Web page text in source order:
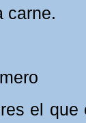
carne.
el que